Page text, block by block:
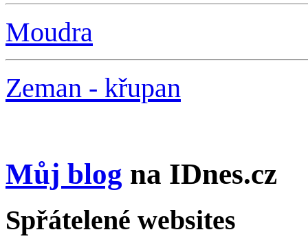
Moudra
Zeman - křupan
Můj blog na IDnes.cz
Spřátelené websites